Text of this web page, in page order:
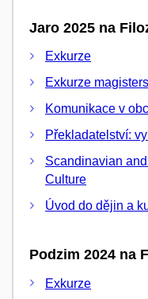
Jaro 2025 na
Exkurze
Exkurze
Komunikace v
Překladatelství:
Scandinavian
Culture
Úvod do dějin a
Podzim 2024 na
Exkurze